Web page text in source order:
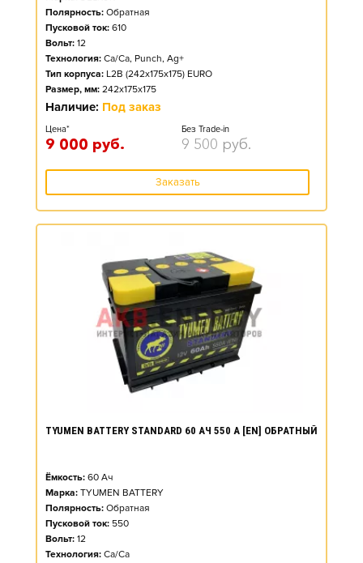
Полярность: Обратная
Пусковой ток: 610
Вольт: 12
Технология: Ca/Ca, Punch, Ag+
Тип корпуса: L2B (242x175x175) EURO
Размер, мм: 242x175x175
Наличие: Под заказ
Цена*
9 000 руб.
Без Trade-in
9 500 руб.
Заказать
TYUMEN BATTERY STANDARD 60 АЧ 550 А [EN] ОБРАТНЫЙ
Ёмкость: 60 Ач
Марка: TYUMEN BATTERY
Полярность: Обратная
Пусковой ток: 550
Вольт: 12
Технология: Ca/Ca